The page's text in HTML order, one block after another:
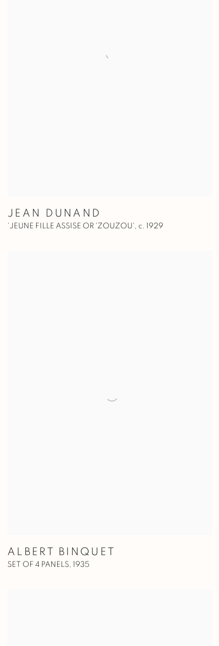
JEAN DUNAND
'JEUNE FILLE ASSISE OR 'ZOUZOU', c. 1929
ALBERT BINQUET
SET OF 4 PANELS 1935